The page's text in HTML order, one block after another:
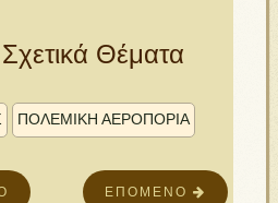
Σχετικά Θέματα
ΠΟΛΕΜΙΚΉ ΑΕΡΟΠΟΡΊΑ
ΕΠΌΜΕΝΟ